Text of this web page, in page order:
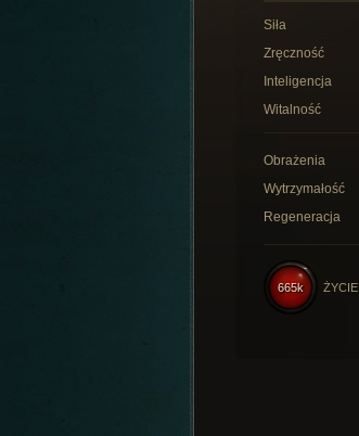
Siła
Zręczność
Inteligencja
Witalność
Obrażenia
Wytrzymałość
Regeneracja
665k ŻYCIE